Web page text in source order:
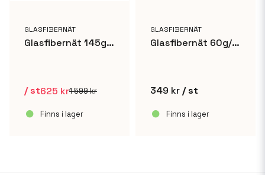
GLASFIBERNÄT
Glasfibernät 145g/m² - 1x50m
1 599 kr
625 kr
/ st
Finns i lager
GLASFIBERNÄT
Glasfibernät 60g/m² - 1x10m
349 kr/ st
Finns i lager